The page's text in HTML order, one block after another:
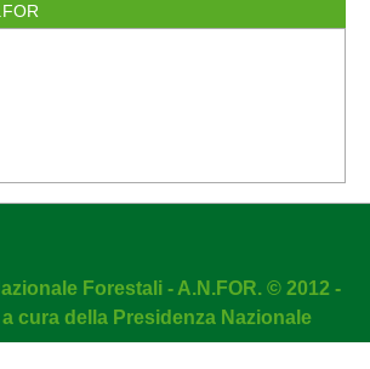
Forestali - A.N.FOR. © 2012 -
cura della Presidenza Nazionale